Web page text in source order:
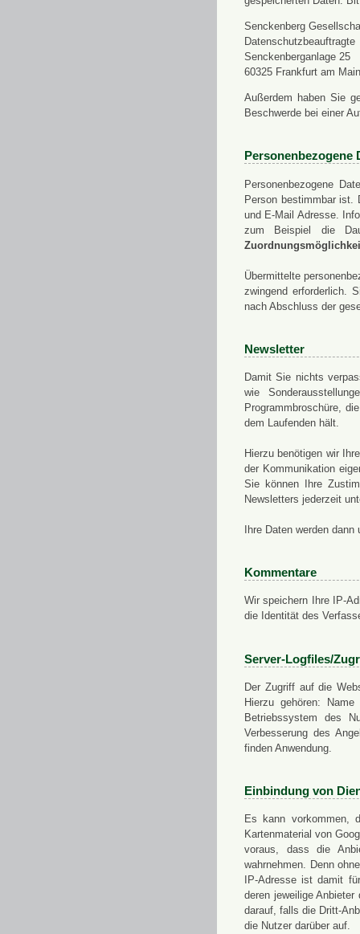
Senckenberg
Datenschutzbeauftragte
Senckenberganlage 25
60325 Frankfurt am Main
Außerdem haben Sie
Beschwerde bei einer
Personenbezogene
Personenbezogene
Person bestimmbar ist.
und E-Mail Adresse.
zum Beispiel die
Übermittelte
zwingend erforderlich.
nach Abschluss der
Newsletter
Damit Sie nichts
wie
Programmbroschüre,
dem Laufenden hält.
Hierzu benötigen wir
der Kommunikation
Sie können Ihre
Newsletters jederzeit
Ihre Daten werden
Kommentare
Wir speichern Ihre IP-
die Identität des
Server-Logfiles/
Der Zugriff auf die
Hierzu gehören:
Betriebssystem des
Verbesserung des
finden Anwendung.
Einbindung von
Es kann vorkommen,
Kartenmaterial von
voraus, dass die
wahrnehmen. Denn
IP-Adresse ist damit
deren jeweilige
darauf, falls die Dritt-
die Nutzer darüber auf.